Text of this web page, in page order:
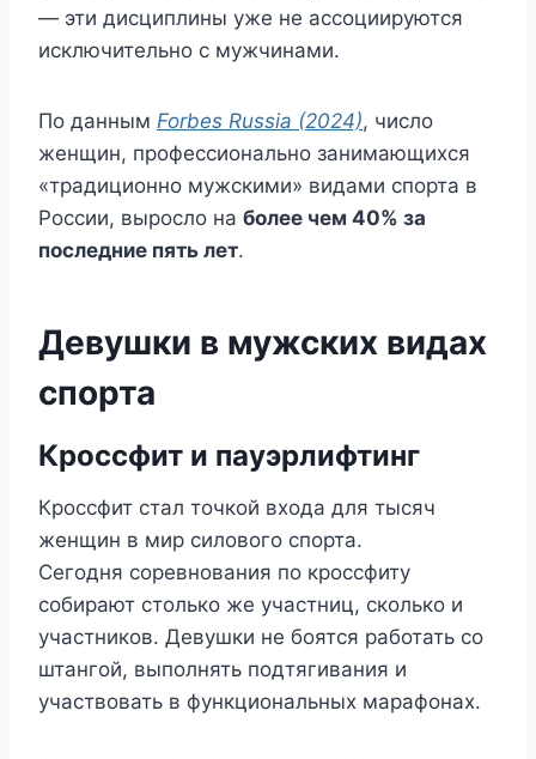
— эти дисциплины уже не ассоциируются
исключительно с мужчинами.
По данным Forbes Russia (2024), число
женщин, профессионально занимающихся
«традиционно мужскими» видами спорта в
России, выросло на более чем 40% за
последние пять лет.
Девушки в мужских видах
спорта
Кроссфит и пауэрлифтинг
Кроссфит стал точкой входа для тысяч
женщин в мир силового спорта.
Сегодня соревнования по кроссфиту
собирают столько же участниц, сколько и
участников. Девушки не боятся работать со
штангой, выполнять подтягивания и
участвовать в функциональных марафонах.